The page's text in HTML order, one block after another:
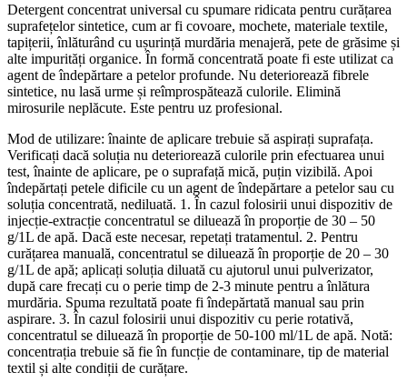
Detergent concentrat universal cu spumare ridicata pentru curățarea
suprafețelor sintetice, cum ar fi covoare, mochete, materiale textile,
tapițerii, înlăturând cu ușurință murdăria menajeră, pete de grăsime și
alte impurități organice. În formă concentrată poate fi este utilizat ca
agent de îndepărtare a petelor profunde. Nu deteriorează fibrele
sintetice, nu lasă urme și reîmprospătează culorile. Elimină
mirosurile neplăcute. Este pentru uz profesional.
Mod de utilizare: înainte de aplicare trebuie să aspirați suprafața.
Verificați dacă soluția nu deteriorează culorile prin efectuarea unui
test, înainte de aplicare, pe o suprafață mică, puțin vizibilă. Apoi
îndepărtați petele dificile cu un agent de îndepărtare a petelor sau cu
soluția concentrată, nediluată. 1. În cazul folosirii unui dispozitiv de
injecție-extracție concentratul se diluează în proporție de 30 – 50
g/1L de apă. Dacă este necesar, repetați tratamentul. 2. Pentru
curățarea manuală, concentratul se diluează în proporție de 20 – 30
g/1L de apă; aplicați soluția diluată cu ajutorul unui pulverizator,
după care frecați cu o perie timp de 2-3 minute pentru a înlătura
murdăria. Spuma rezultată poate fi îndepărtată manual sau prin
aspirare. 3. În cazul folosirii unui dispozitiv cu perie rotativă,
concentratul se diluează în proporție de 50-100 ml/1L de apă. Notă:
concentrația trebuie să fie în funcție de contaminare, tip de material
textil și alte condiții de curățare.